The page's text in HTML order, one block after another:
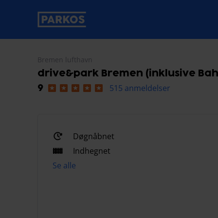
etiket-for-primær-navigation
Bremen lufthavn
drive&park Bremen (inklusive
9
515 anmeldelser
Døgnåbnet
Indhegnet
Se alle